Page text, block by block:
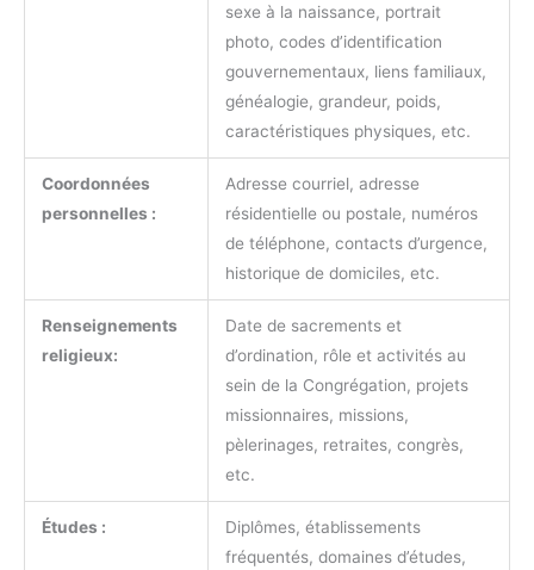
sexe à la naissance, portrait
photo, codes d’identification
gouvernementaux, liens familiaux,
généalogie, grandeur, poids,
caractéristiques physiques, etc.
Coordonnées
personnelles :
Adresse courriel, adresse
résidentielle ou postale, numéros
de téléphone, contacts d’urgence,
historique de domiciles, etc.
Renseignements
religieux:
Date de sacrements et
d’ordination, rôle et activités au
sein de la Congrégation, projets
missionnaires, missions,
pèlerinages, retraites, congrès,
etc.
Études :
Diplômes, établissements
fréquentés, domaines d’études,